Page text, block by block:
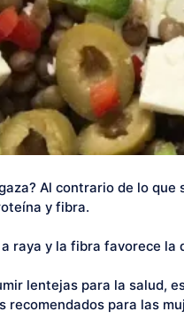
Al contrario de lo
y fibra.
raya y la fibra favorece la
lentejas para la salud,
recomendados para las